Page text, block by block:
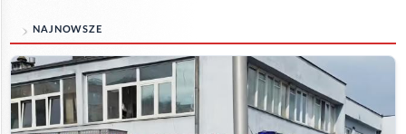
NAJNOWSZE